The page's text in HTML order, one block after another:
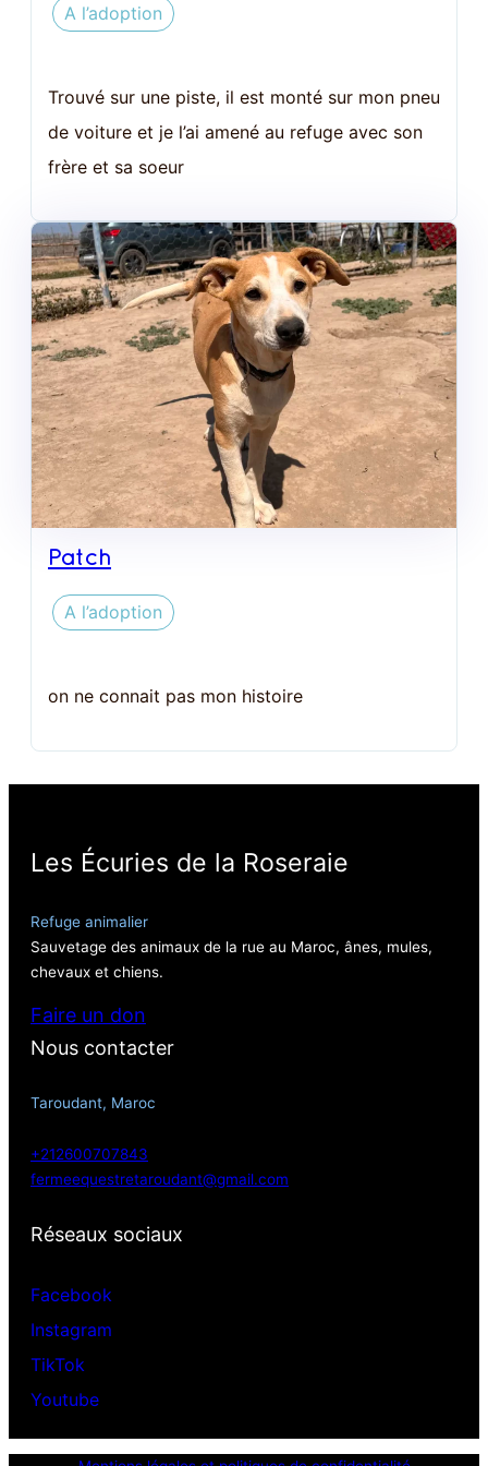
A l’adoption
Trouvé sur une piste, il est monté sur mon pneu
de voiture et je l’ai amené au refuge avec son
frère et sa soeur
Patch
A l’adoption
on ne connait pas mon histoire
Les Écuries de la Roseraie
Refuge animalier
Sauvetage des animaux de la rue au Maroc, ânes, mules,
chevaux et chiens.
Faire un don
Nous contacter
Taroudant, Maroc
+212600707843
fermeequestretaroudant@gmail.com
Réseaux sociaux
Facebook
Instagram
TikTok
Youtube